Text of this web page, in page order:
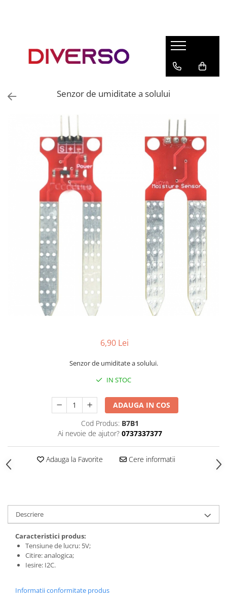
ASA
MULTIMATERIAL
Senzor de umiditate a solului
6,90 Lei
Senzor de umiditate a solului.
IN STOC
ADAUGA IN COS
Cod Produs: B7B1
Ai nevoie de ajutor? 0737337377
Adauga la Favorite Cere informatii
Descriere
Caracteristici produs:
Tensiune de lucru: 5V;
Citire: analogica;
Iesire: I2C.
Informatii conformitate produs